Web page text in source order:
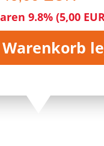
9.8% (5,00